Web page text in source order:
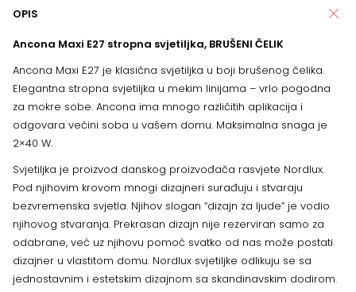
OPIS
Ancona Maxi E27 stropna svjetiljka, BRUŠENI ČELIK
Ancona Maxi E27 je klasična svjetiljka u boji brušenog čelika.
Elegantna stropna svjetiljka u mekim linijama – vrlo pogodna
za mokre sobe. Ancona ima mnogo različitih aplikacija i
odgovara većini soba u vašem domu. Maksimalna snaga je
2×40 W.
Svjetiljka je proizvod danskog proizvođača rasvjete Nordlux.
Pod njihovim krovom mnogi dizajneri surađuju i stvaraju
bezvremenska svjetla. Njihov slogan “dizajn za ljude” je vodio
njihovog stvaranja. Prekrasan dizajn nije rezerviran samo za
odabrane, već uz njihovu pomoć svatko od nas može postati
dizajner u vlastitom domu. Nordlux svjetiljke odlikuju se sa
jednostavnim i estetskim dizajnom sa skandinavskim dodirom.